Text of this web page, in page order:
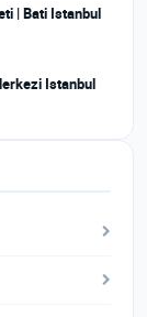
| Bati Istanbul
Istanbul